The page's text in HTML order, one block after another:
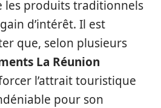
les produits traditionnels
d’intérêt. Il est
que, selon plusieurs
La Réunion
l’attrait touristique
pour son